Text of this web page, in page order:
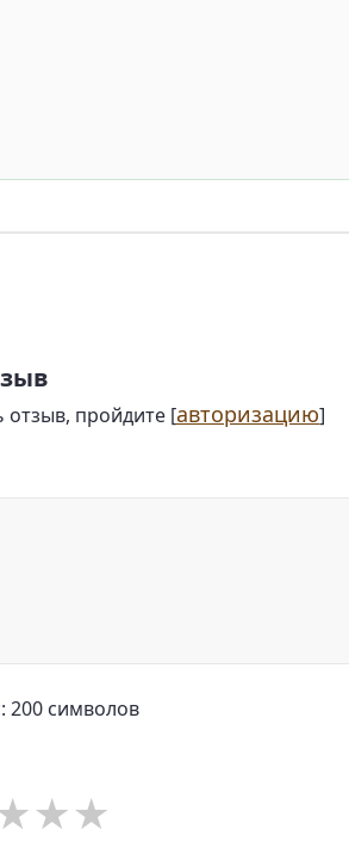
отзыв, пройдите [авторизацию]
200 символов